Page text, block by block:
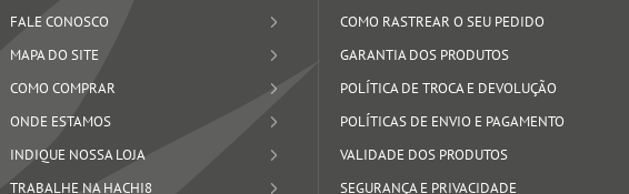
FALE CONOSCO
MAPA DO SITE
COMO COMPRAR
ONDE ESTAMOS
INDIQUE NOSSA LOJA
TRABALHE NA HACHI8
COMO RASTREAR O SEU PEDIDO
GARANTIA DOS PRODUTOS
POLÍTICA DE TROCA E DEVOLUÇÃO
POLÍTICAS DE ENVIO E PAGAMENTO
VALIDADE DOS PRODUTOS
SEGURANÇA E PRIVACIDADE